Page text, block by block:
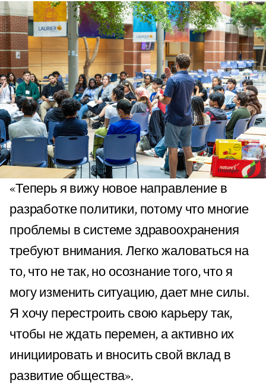
«Теперь я вижу новое направление в
разработке политики, потому что многие
проблемы в системе здравоохранения
требуют внимания. Легко жаловаться на
то, что не так, но осознание того, что я
могу изменить ситуацию, дает мне силы.
Я хочу перестроить свою карьеру так,
чтобы не ждать перемен, а активно их
инициировать и вносить свой вклад в
развитие общества».